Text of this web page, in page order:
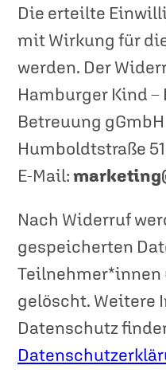
Die erteilte
mit Wirkung für
werden. Der
Hamburger Kind
Betreuung gGmbH
Humboldtstraße
E-Mail:
Nach Widerruf
gespeicherten
Teilnehmer*innen
gelöscht. Weitere
Datenschutz